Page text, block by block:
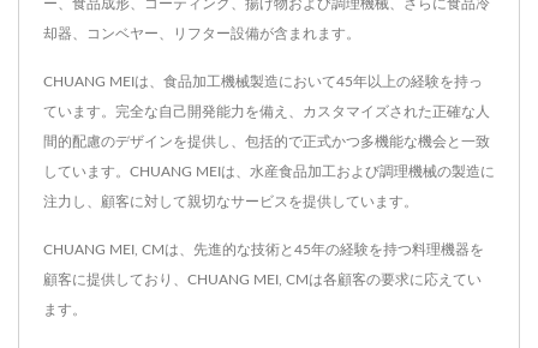
ー、食品成形、コーティング、揚げ物および調理機械、さらに食品冷
却器、コンベヤー、リフター設備が含まれます。
CHUANG MEIは、食品加工機械製造において45年以上の経験を持っ
ています。完全な自己開発能力を備え、カスタマイズされた正確な人
間的配慮のデザインを提供し、包括的で正式かつ多機能な機会と一致
しています。CHUANG MEIは、水産食品加工および調理機械の製造に
注力し、顧客に対して親切なサービスを提供しています。
CHUANG MEI, CMは、先進的な技術と45年の経験を持つ料理機器を
顧客に提供しており、CHUANG MEI, CMは各顧客の要求に応えてい
ます。